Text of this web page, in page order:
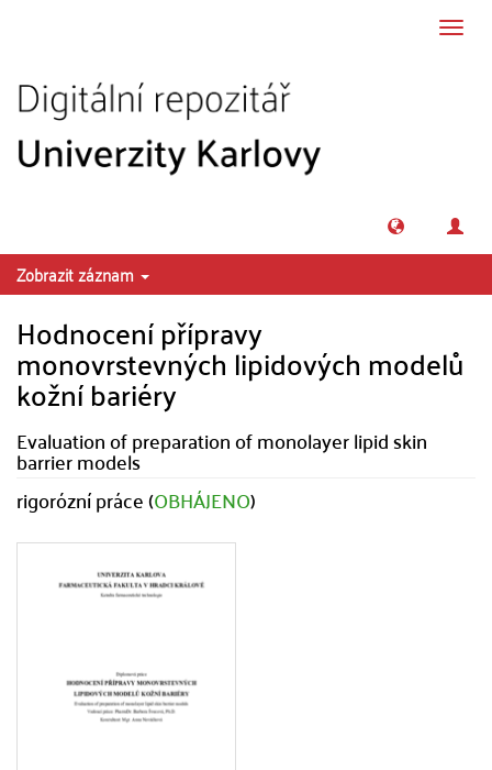
Zobrazit záznam
Hodnocení přípravy
monovrstevných lipidových modelů
kožní bariéry
Evaluation of preparation of monolayer lipid skin
barrier models
rigorózní práce (OBHÁJENO)